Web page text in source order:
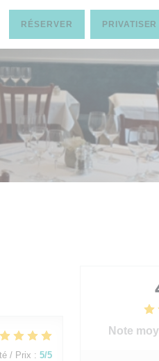
RÉSERVER PRIVATISER
/ Prix : 5/5
Note